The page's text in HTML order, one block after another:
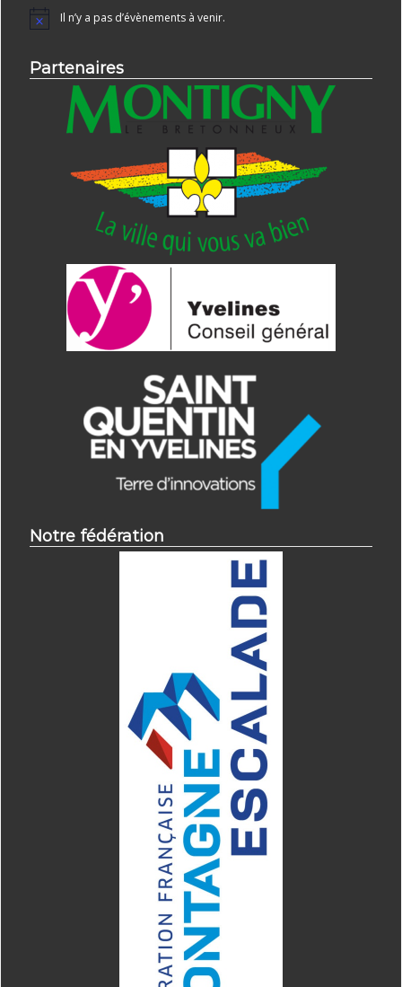
NoticeIl n’y a pas d’évènements à venir.
Partenaires
Notre fédération